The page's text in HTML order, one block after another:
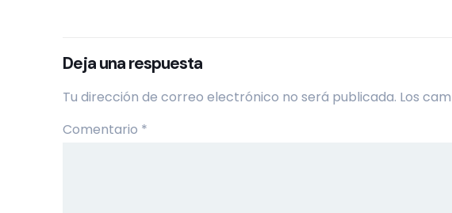
Deja una respuesta
Tu dirección de correo electrónico no será publicada. Los
Comentario *